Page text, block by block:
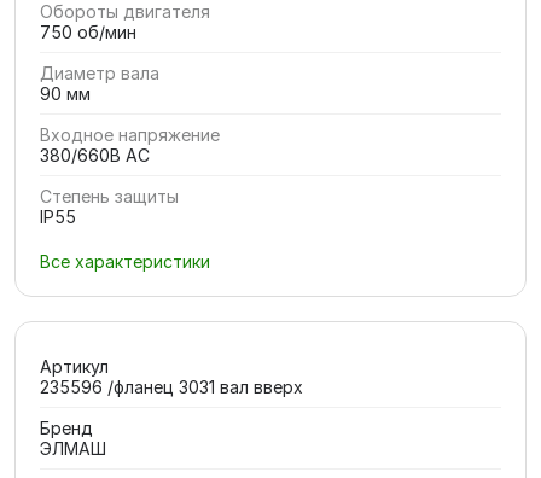
Обороты двигателя
750 об/мин
Диаметр вала
90 мм
Входное напряжение
380/660В AC
Степень защиты
IP55
Все характеристики
Артикул
235596 /фланец 3031 вал вверх
Бренд
ЭЛМАШ